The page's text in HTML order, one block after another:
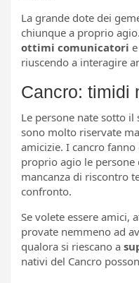
La grande dote dei
chiunque a proprio
ottimi comunicatori
riuscendo a interagire
Cancro: timidi
Le persone nate sotto il
sono molto riservate
amicizie. I cancro
proprio agio le
mancanza di riscontro
confronto.
Se volete essere amici,
provate nemmeno ad
qualora si riescano a
nativi del Cancro